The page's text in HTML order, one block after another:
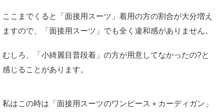
ここまでくると「面接用スーツ」着用の方の割合が大分増え
ますので、「面接用スーツ」でも全く違和感がありません。
むしろ、「小綺麗目普段着」の方が用意してなかったの?と
感じることがあります。
私はこの時は「面接用スーツのワンピース＋カーディガン」